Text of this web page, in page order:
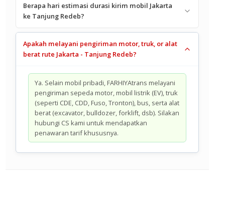
Berapa hari estimasi durasi kirim mobil Jakarta
ke Tanjung Redeb?
Apakah melayani pengiriman motor, truk, or alat
berat rute Jakarta - Tanjung Redeb?
Ya. Selain mobil pribadi, FARHIYAtrans melayani
pengiriman sepeda motor, mobil listrik (EV), truk
(seperti CDE, CDD, Fuso, Tronton), bus, serta alat
berat (excavator, bulldozer, forklift, dsb). Silakan
hubungi CS kami untuk mendapatkan
penawaran tarif khususnya.